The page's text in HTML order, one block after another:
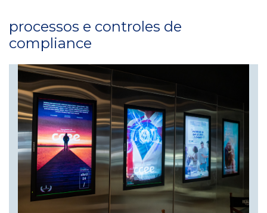
processos e controles de
compliance